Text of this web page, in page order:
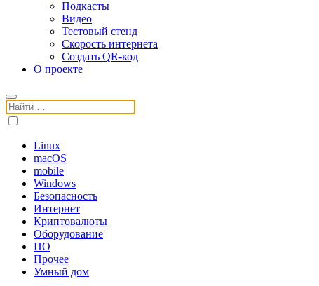
Подкасты
Видео
Тестовый стенд
Скорость интернета
Создать QR-код
О проекте
Поиск:
Linux
macOS
mobile
Windows
Безопасность
Интернет
Криптовалюты
Оборудование
ПО
Прочее
Умный дом